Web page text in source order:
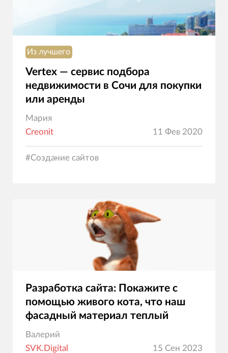
Из лучшего
Vertex — cервис подбора
недвижимости в Сочи для покупки
или аренды
Мария
Creonit
11 Фев 2020
#Создание сайтов
Разработка сайта: Покажите c
помощью живого кота, что наш
фасадный материал теплый
Валерий
SVK.Digital
15 Сен 2023